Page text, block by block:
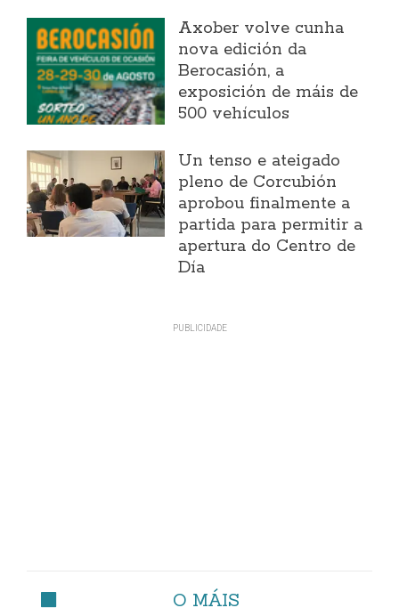
Axober volve cunha
nova edición da
Berocasión, a
exposición de máis de
500 vehículos
Un tenso e ateigado
pleno de Corcubión
aprobou finalmente a
partida para permitir a
apertura do Centro de
Día
O MÁIS